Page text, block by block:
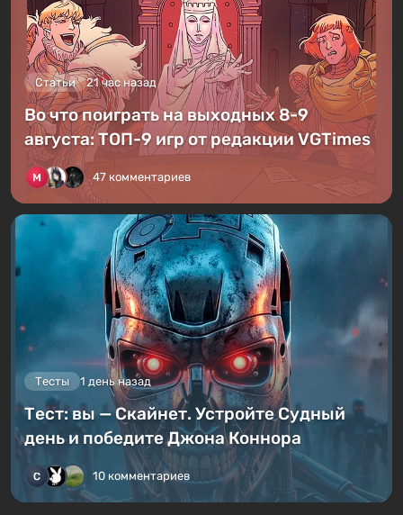
Статьи 21 час назад
Во что поиграть на выходных 8-9
августа: ТОП-9 игр от редакции VGTimes
47 комментариев
Тесты 1 день назад
Тест: вы — Скайнет. Устройте Судный
день и победите Джона Коннора
10 комментариев